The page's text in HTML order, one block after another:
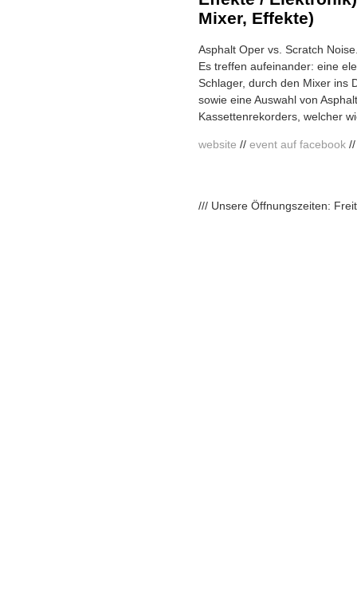
Mixer, Effekte)
Asphalt Oper vs. Scratch
Es treffen aufeinander: eine
Schlager, durch den Mixer ins
sowie eine Auswahl von
Kassettenrekorders, welcher
website // event auf facebook
/// Unsere Öffnungszeiten: